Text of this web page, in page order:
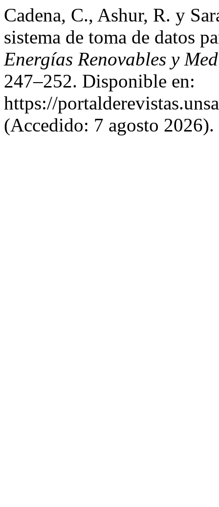
Cadena, C., Ashur, R. y
sistema de toma de datos
Energías Renovables y
247–252. Disponible en:
https://
(Accedido: 7 agosto 2026).